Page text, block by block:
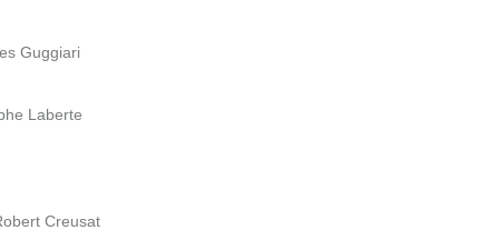
Guggiari
Laberte
Creusat